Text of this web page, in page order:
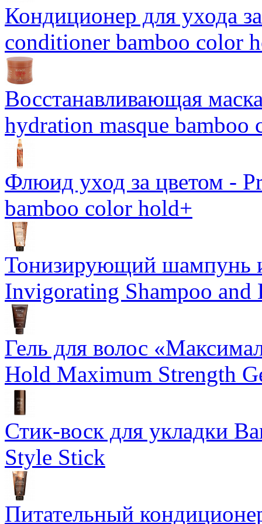
Кондиционер для ухода
conditioner bamboo color
Восстанавливающая
hydration masque bamboo
Флюид уход за цветом -
bamboo color hold+
Тонизирующий шампунь
Invigorating Shampoo and
Гель для волос
Hold Maximum Strength
Стик-воск для укладки
Style Stick
Питательный